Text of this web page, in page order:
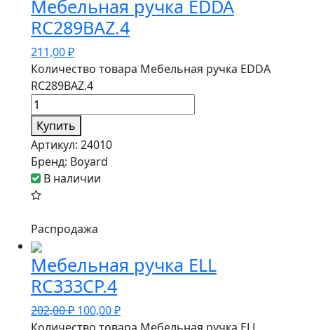
Мебельная ручка EDDA
RC289BAZ.4
211,00₽
Количество товара Мебельная ручка EDDA
RC289BAZ.4
Купить
Артикул: 24010
Бренд: Boyard
В наличии
Распродажа
Мебельная ручка ELL
RC333CP.4
202,00₽ 100,00₽